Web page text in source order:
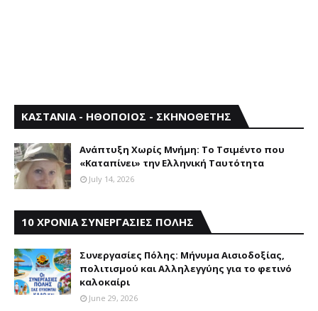
ΚΑΣΤΑΝΙΑ - ΗΘΟΠΟΙΟΣ - ΣΚΗΝΟΘΕΤΗΣ
Aνάπτυξη Xωρίς Mνήμη: Το Τσιμέντο που
«Καταπίνει» την Ελληνική Ταυτότητα
July 14, 2026
10 ΧΡΟΝΙΑ ΣΥΝΕΡΓΑΣΙΕΣ ΠΟΛΗΣ
Συνεργασίες Πόλης: Mήνυμα Aισιοδοξίας,
πολιτισμού και Aλληλεγγύης για το φετινό
καλοκαίρι
June 29, 2026